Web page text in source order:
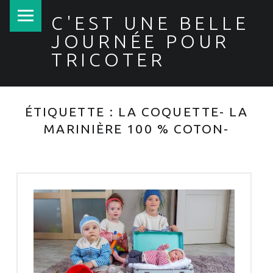
C'EST UNE BELLE
JOURNÉE POUR
TRICOTER
ÉTIQUETTE : LA COQUETTE- LA
MARINIÈRE 100 % COTON-